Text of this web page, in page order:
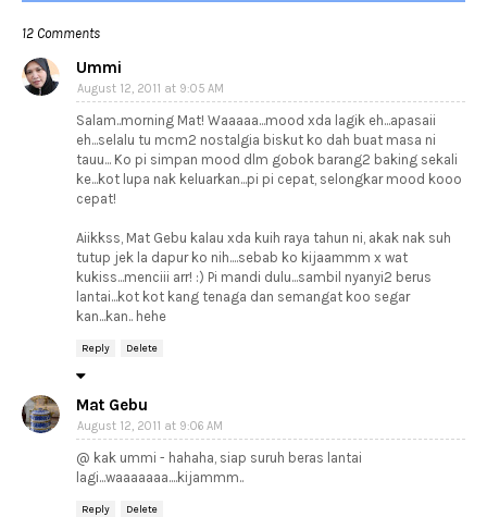
12 Comments
Ummi
August 12, 2011 at 9:05 AM
Salam..morning Mat! Waaaaa...mood xda lagik eh...apasaii
eh...selalu tu mcm2 nostalgia biskut ko dah buat masa ni
tauu... Ko pi simpan mood dlm gobok barang2 baking sekali
ke...kot lupa nak keluarkan...pi pi cepat, selongkar mood kooo
cepat!
Aiikkss, Mat Gebu kalau xda kuih raya tahun ni, akak nak suh
tutup jek la dapur ko nih....sebab ko kijaammm x wat
kukiss...menciii arr! :) Pi mandi dulu...sambil nyanyi2 berus
lantai...kot kot kang tenaga dan semangat koo segar
kan...kan.. hehe
Reply Delete
Mat Gebu
August 12, 2011 at 9:06 AM
@ kak ummi - hahaha, siap suruh beras lantai
lagi...waaaaaaa....kijammm..
Reply Delete